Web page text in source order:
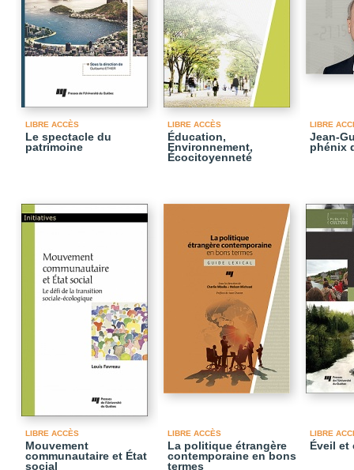
LIBRE ACCÈS
Le spectacle du
patrimoine
LIBRE ACCÈS
Éducation,
Environnement,
Écocitoyenneté
LIBRE
Jean-
phénix
LIBRE ACCÈS
Mouvement
communautaire et État
social
LIBRE ACCÈS
La politique étrangère
contemporaine en bons
termes
LIBRE
Éveil et